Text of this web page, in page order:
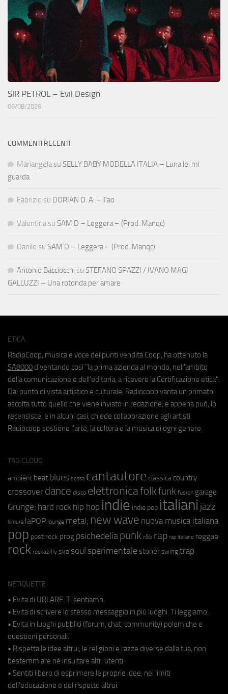
SIR PETROL – Evil Design
06/08/2026
COMMENTI RECENTI
Mariangela su SELLY BABY MODELLA ITALIA – Luna lei mi
guarda
Fabrizio su DORIAN O. A. – Tao
Valentina su SAM D – Leggera – (Prod. Manqc)
Danilo su SAM D – Leggera – (Prod. Manqc)
Antonio Bacciocchi su STEFANO SPAZZI / IVANO MAGI
GALLUZZI – Una rotonda per amare
ETICA
RadioCoop, musica e voce dei punti vendita Coop, ha ottenuto la
SA8000 diventando così "la prima azienda al mondo, nell'ambito
della comunicazione e dell'editoria, a ricevere la Certificazione etica".
Dal punto di vista artistico e culturale, Radiocoop vanta un primato:
ascolta tutto quello che viene inviato in redazione, e appena può, lo
recensisce, e in alcuni casi, chiede collaborazione agli artisti.
Radiocoop sostiene l'arte, la cultura e la musica di ogni genere.
TAG CLOUD
ambient beat blues bossa cantautore classica country
crossover dance disco elettronicafolkfunk fusion garage
Grunge; hard rock hip hop indie indie pop italiani jazz
kimura laPOP lounge metal; new wave nuova musica italiana
pop post rock prog psichedeliapunk r&b rap rap italiano reggae
rock rockabilly ska soul sperimentale stoner swing trap
NETIQUETTE
• Evita di URLARE. Ti sentiamo.
• Evita di scrivere lo stesso messaggio in più luoghi. Ti leggiamo.
• Evita in luoghi pubblici (forum, chat, community) polemiche e
questioni personali.
• Rispetta le idee altrui, le religioni e razze diverse dalla tua, non
bestemmiare né insultare altri utenti.
• Sentiti libero di esprimere le proprie idee, nei limiti
dell'educazione e del rispetto altrui.